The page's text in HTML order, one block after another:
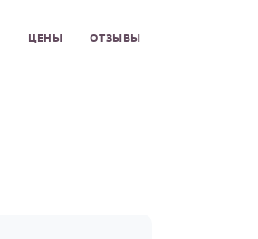
ЦЕНЫ ОТЗЫВЫ